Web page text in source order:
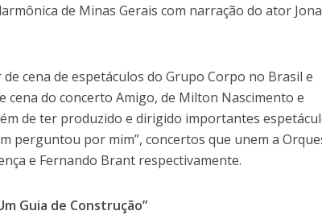
de Minas Gerais com narração do ator
cena de espetáculos do Grupo Corpo no Brasil e
do concerto Amigo, de Milton Nascimento e
de ter produzido e dirigido importantes
perguntou por mim”, concertos que unem a
e Fernando Brant respectivamente.
Guia de Construção”